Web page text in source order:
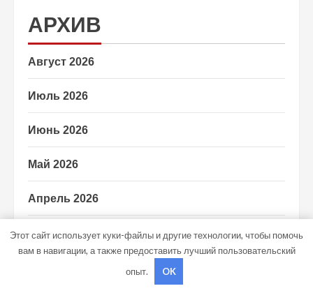
АРХИВ
Август 2026
Июль 2026
Июнь 2026
Май 2026
Апрель 2026
Март 2026
Этот сайт использует куки-файлы и другие технологии, чтобы помочь
вам в навигации, а также предоставить лучший пользовательский
опыт.
OK